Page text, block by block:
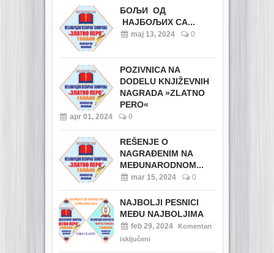
БОЉИ ОД
НАЈБОЉИХ СА...
maj 13, 2024 0
POZIVNICA NA
DODELU KNJIŽEVNIH
NAGRADA »ZLATNO
PERO«
apr 01, 2024 0
REŠENJE O
NAGRAĐENIM NA
MEĐUNARODNOM...
mar 15, 2024 0
NAJBOLJI PESNICI
MEĐU NAJBOLJIMA
feb 29, 2024
Komentari
isključeni